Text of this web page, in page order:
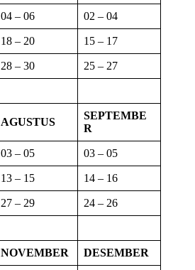
04 – 06 02 – 04
18 – 20 15 – 17
28 – 30 25 – 27
AGUSTUS
SEPTEMBE
R
03 – 05 03 – 05
13 – 15 14 – 16
27 – 29 24 – 26
NOVEMBER DESEMBER